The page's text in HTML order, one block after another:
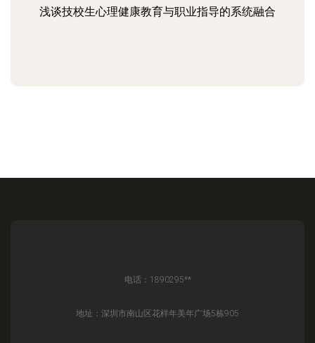
浅谈技校生心理健康教育与职业指导的系统融合
电话：1890295**
地址：深圳市南山区花样年美年广场5栋905